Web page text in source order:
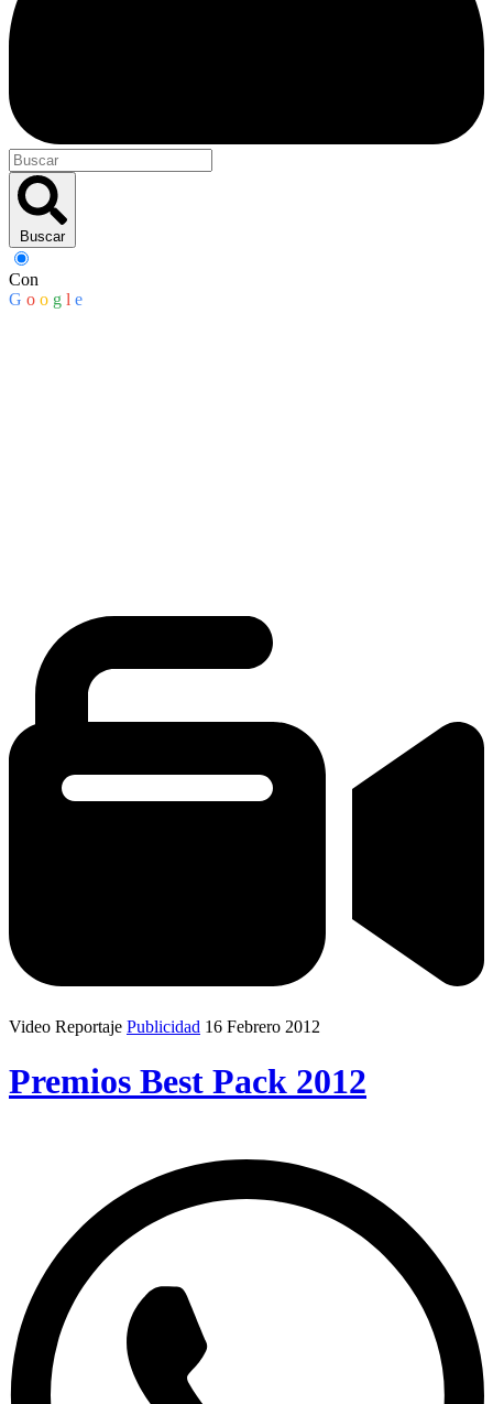
Buscar
Con
G o o g l e
Video Reportaje Publicidad 16 Febrero 2012
Premios Best Pack 2012